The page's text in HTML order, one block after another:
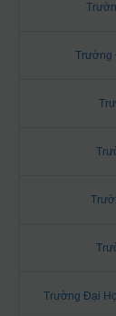
Trường
Trường Đại